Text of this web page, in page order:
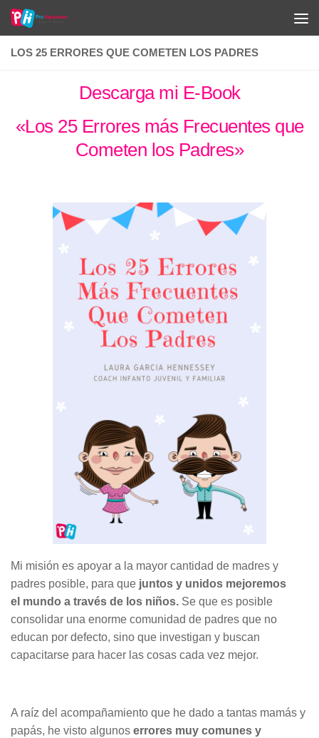
Saltar al contenido
LOS 25 ERRORES QUE COMETEN LOS PADRES
Descarga mi E-Book
«Los 25 Errores más Frecuentes que
Cometen los Padres»
Mi misión es apoyar a la mayor cantidad de madres y
padres posible, para que juntos y unidos mejoremos
el mundo a través de los niños. Se que es posible
consolidar una enorme comunidad de padres que no
educan por defecto, sino que investigan y buscan
capacitarse para hacer las cosas cada vez mejor.
A raíz del acompañamiento que he dado a tantas mamás y
papás, he visto algunos errores muy comunes y